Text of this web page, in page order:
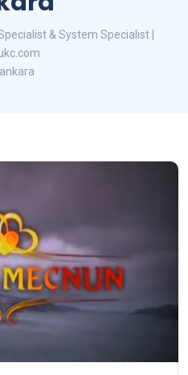
& System Specialist |
ankara